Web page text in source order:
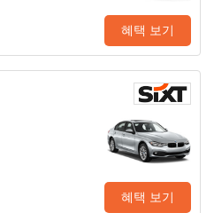
혜택 보기
혜택 보기